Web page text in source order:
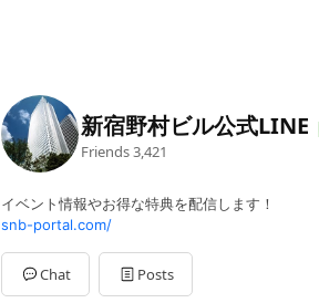
新宿野村ビル公式LINE
Friends3,421
イベント情報やお得な特典を配信します！
snb-portal.com/
Chat Posts